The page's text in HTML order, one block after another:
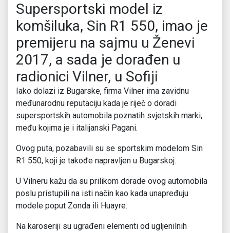
Supersportski model iz
komšiluka, Sin R1 550, imao je
premijeru na sajmu u Ženevi
2017, a sada je dorađen u
radionici Vilner, u Sofiji
Iako dolazi iz Bugarske, firma Vilner ima zavidnu
međunarodnu reputaciju kada je riječ o doradi
supersportskih automobila poznatih svjetskih marki,
među kojima je i italijanski Pagani.
Ovog puta, pozabavili su se sportskim modelom Sin
R1 550, koji je takođe napravljen u Bugarskoj.
U Vilneru kažu da su prilikom dorade ovog automobila
poslu pristupili na isti način kao kada unapređuju
modele poput Zonda ili Huayre.
Na karoseriji su ugrađeni elementi od ugljenilnih